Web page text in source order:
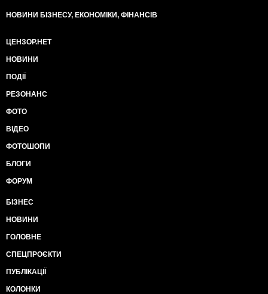
НОВИНИ БІЗНЕСУ, ЕКОНОМІКИ, ФІНАНСІВ
ЦЕНЗОР.НЕТ
НОВИНИ
ПОДІЇ
РЕЗОНАНС
ФОТО
ВІДЕО
ФОТОШОПИ
БЛОГИ
ФОРУМ
БІЗНЕС
НОВИНИ
ГОЛОВНЕ
СПЕЦПРОЄКТИ
ПУБЛІКАЦІЇ
КОЛОНКИ